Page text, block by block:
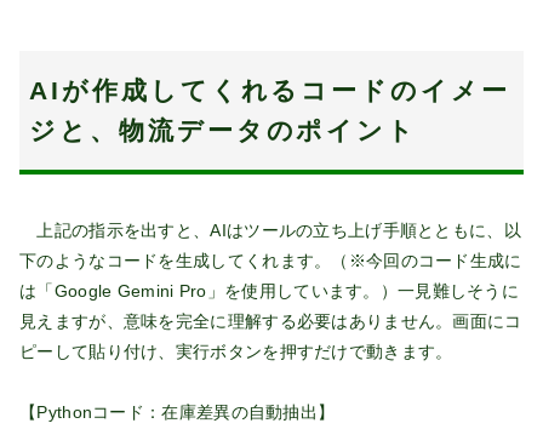
AIが作成してくれるコードのイメー
ジと、物流データのポイント
上記の指示を出すと、AIはツールの立ち上げ手順とともに、以
下のようなコードを生成してくれます。（※今回のコード生成に
は「Google Gemini Pro」を使用しています。）一見難しそうに
見えますが、意味を完全に理解する必要はありません。画面にコ
ピーして貼り付け、実行ボタンを押すだけで動きます。
【Pythonコード：在庫差異の自動抽出】